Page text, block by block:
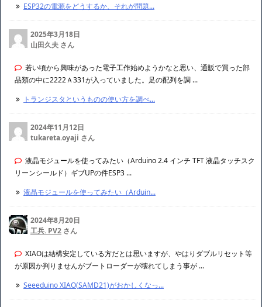
ESP32の電源をどうするか、それが問題...
2025年3月18日
山田久夫 さん
若い頃から興味があった電子工作始めようかなと思い、通販で買った部
品類の中に2222Ａ331が入っていました。足の配列を調 ...
トランジスタというものの使い方を調べ...
2024年11月12日
tukareta.oyaji さん
液晶モジュールを使ってみたい（Arduino 2.4 インチ TFT 液晶タッチスク
リーンシールド）ギブUPの件ESP3 ...
液晶モジュールを使ってみたい（Arduin...
2024年8月20日
工兵. PV2 さん
XIAOは結構安定している方だとは思いますが、やはりダブルリセット等
が原因か判りませんがブートローダーが壊れてしまう事が ...
Seeeduino XIAO(SAMD21)がおかしくなっ...